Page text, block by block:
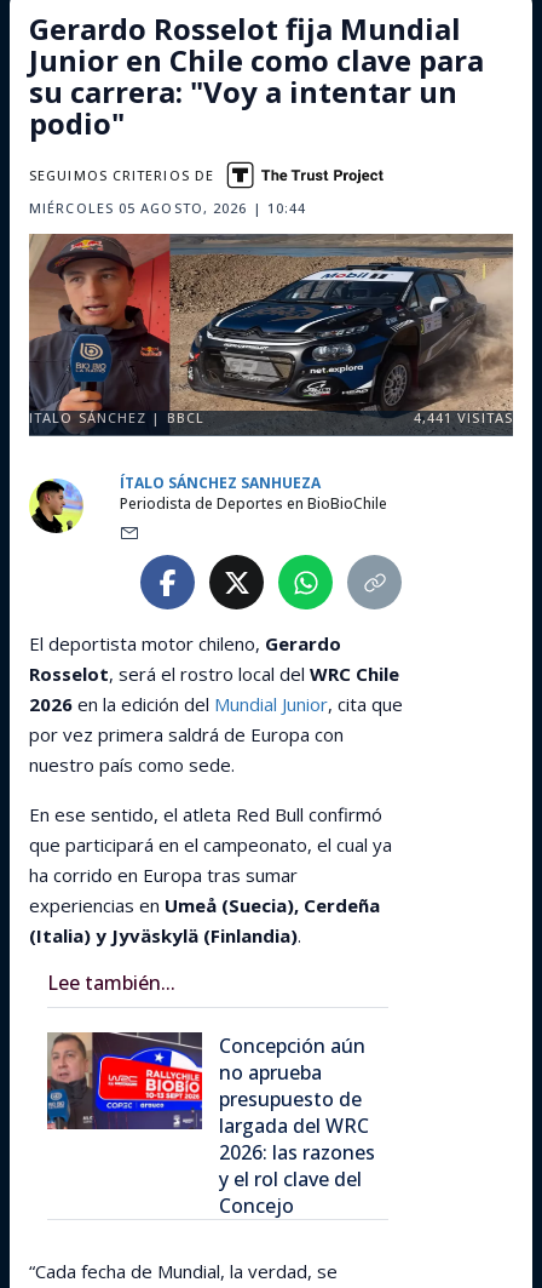
Gerardo Rosselot fija Mundial
Junior en Chile como clave para
su carrera: "Voy a intentar un
podio"
MIÉRCOLES 05 AGOSTO, 2026 | 10:44
SEGUIMOS CRITERIOS DE
ITALO SÁNCHEZ | BBCL 4,441 VISITAS
ÍTALO SÁNCHEZ SANHUEZA
Periodista de Deportes en BioBioChile
El deportista motor chileno, Gerardo
Rosselot, será el rostro local del WRC Chile
2026 en la edición del Mundial Junior, cita que
por vez primera saldrá de Europa con
nuestro país como sede.
En ese sentido, el atleta Red Bull confirmó
que participará en el campeonato, el cual ya
ha corrido en Europa tras sumar
experiencias en Umeå (Suecia), Cerdeña
(Italia) y Jyväskylä (Finlandia).
Lee también...
Concepción aún
no aprueba
presupuesto de
largada del WRC
2026: las razones
y el rol clave del
Concejo
“Cada fecha de Mundial, la verdad, se